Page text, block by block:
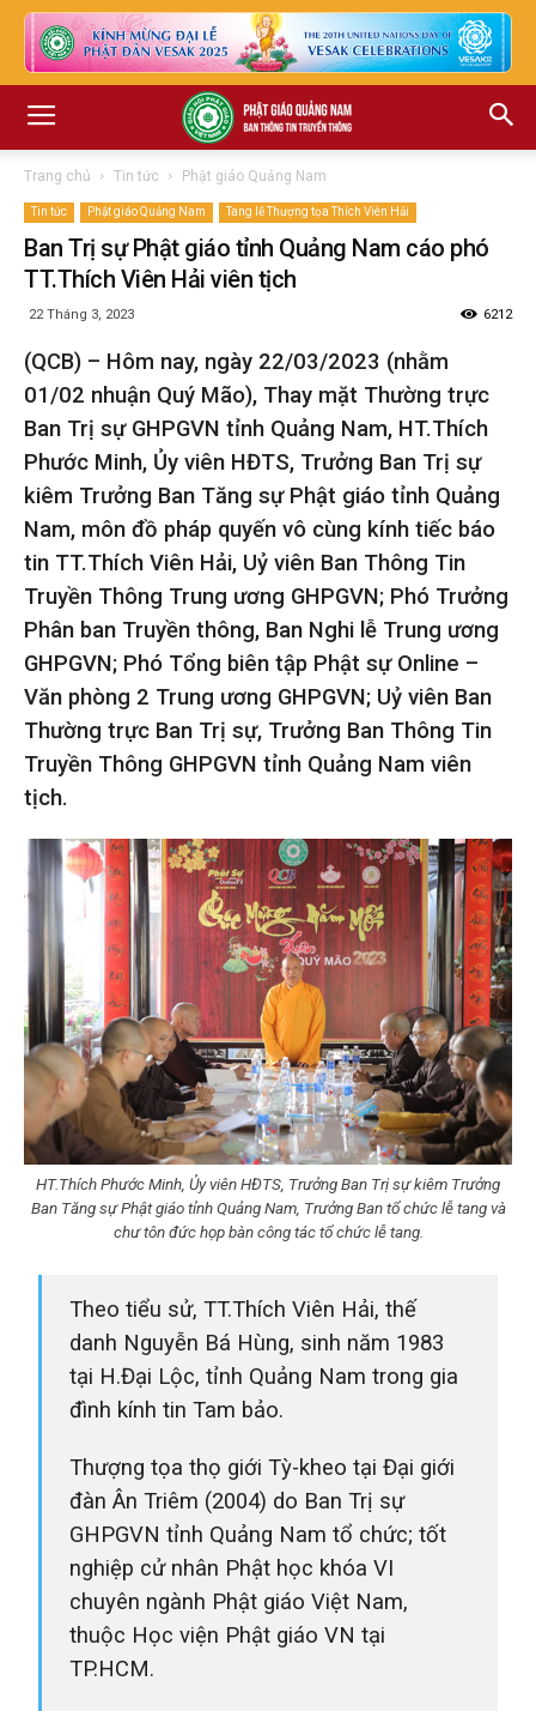
Trang chủ Tin tức Phật giáo Quảng Nam
Tin tức Phật giáo Quảng Nam Tang lễ Thượng tọa Thích Viên Hải
Ban Trị sự Phật giáo tỉnh Quảng Nam cáo phó
TT.Thích Viên Hải viên tịch
22 Tháng 3, 2023 6212
(QCB) – Hôm nay, ngày 22/03/2023 (nhằm
01/02 nhuận Quý Mão), Thay mặt Thường trực
Ban Trị sự GHPGVN tỉnh Quảng Nam, HT.Thích
Phước Minh, Ủy viên HĐTS, Trưởng Ban Trị sự
kiêm Trưởng Ban Tăng sự Phật giáo tỉnh Quảng
Nam, môn đồ pháp quyến vô cùng kính tiếc báo
tin TT.Thích Viên Hải, Uỷ viên Ban Thông Tin
Truyền Thông Trung ương GHPGVN; Phó Trưởng
Phân ban Truyền thông, Ban Nghi lễ Trung ương
GHPGVN; Phó Tổng biên tập Phật sự Online –
Văn phòng 2 Trung ương GHPGVN; Uỷ viên Ban
Thường trực Ban Trị sự, Trưởng Ban Thông Tin
Truyền Thông GHPGVN tỉnh Quảng Nam viên
tịch.
HT.Thích Phước Minh, Ủy viên HĐTS, Trưởng Ban Trị sự kiêm Trưởng
Ban Tăng sự Phật giáo tỉnh Quảng Nam, Trưởng Ban tổ chức lễ tang và
chư tôn đức họp bàn công tác tổ chức lễ tang.
Theo tiểu sử, TT.Thích Viên Hải, thế
danh Nguyễn Bá Hùng, sinh năm 1983
tại H.Đại Lộc, tỉnh Quảng Nam trong gia
đình kính tin Tam bảo.
Thượng tọa thọ giới Tỳ-kheo tại Đại giới
đàn Ân Triêm (2004) do Ban Trị sự
GHPGVN tỉnh Quảng Nam tổ chức; tốt
nghiệp cử nhân Phật học khóa VI
chuyên ngành Phật giáo Việt Nam,
thuộc Học viện Phật giáo VN tại
TP.HCM.